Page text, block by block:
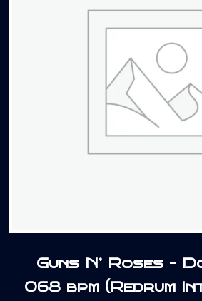
Guns N’ Roses –
068 bpm (Redrum